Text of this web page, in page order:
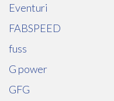
Eventuri
FABSPEED
fuss
G power
GFG